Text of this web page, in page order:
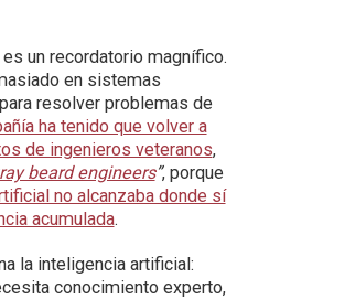
un recordatorio magnífico.
en sistemas
resolver problemas de
ha tenido que volver a
de ingenieros veteranos,
beard engineers”, porque
no alcanzaba donde sí
acumulada.
la inteligencia artificial:
conocimiento experto,